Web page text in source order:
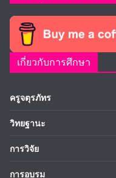
เกี่ยวกับการศึกษา
ครูจตุรภัทร
วิทยฐานะ
การวิจัย
การอบรม